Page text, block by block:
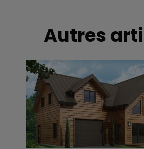
Autres